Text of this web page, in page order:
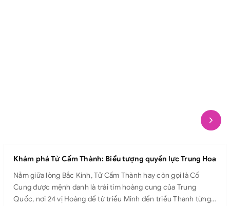
Khám phá Tử Cấm Thành: Biểu tượng quyền lực Trung Hoa
Nằm giữa lòng Bắc Kinh, Tử Cấm Thành hay còn gọi là Cố
Cung được mệnh danh là trái tim hoàng cung của Trung
Quốc, nơi 24 vị Hoàng đế từ triều Minh đến triều Thanh từng